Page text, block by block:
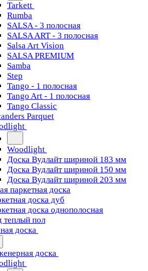
Tarkett
Rumba
SALSA - 3 полосная
SALSA ART - 3 полосная
Salsa Art Vision
SALSA PREMIUM
Samba
Step
Tango - 1 полосная
Tango Art - 1 полосная
Tango Classiс
Parquet
Woodlight
Доска Вудлайт шириной 183 мм
Доска Вудлайт шириной 150 мм
Доска Вудлайт шириной 203 мм
паркетная доска
доска дуб
доска однополосная
теплый пол
доска
доска